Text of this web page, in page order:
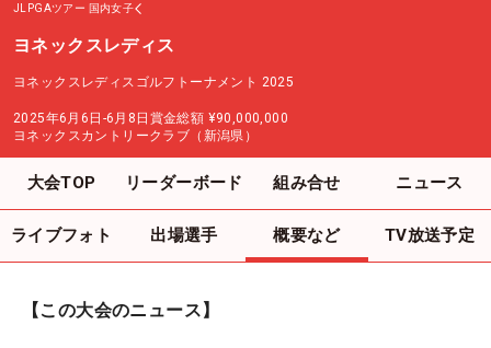
JLPGAツアー 国内女子
ヨネックスレディス
ヨネックスレディスゴルフトーナメント 2025
2025年6月6日-6月8日 賞金総額 ¥90,000,000
ヨネックスカントリークラブ（新潟県）
大会TOP リーダーボード 組み合せ ニュース
ライブフォト 出場選手 概要など TV放送予定
【この大会のニュース】